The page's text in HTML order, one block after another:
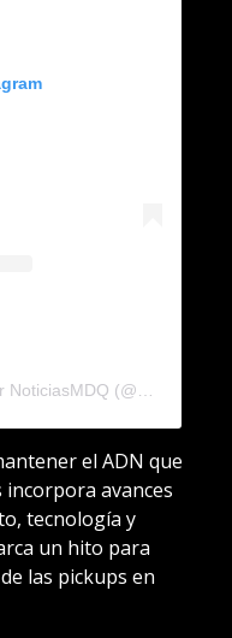
el ADN que
avances
tecnología y
un hito para
las pickups en